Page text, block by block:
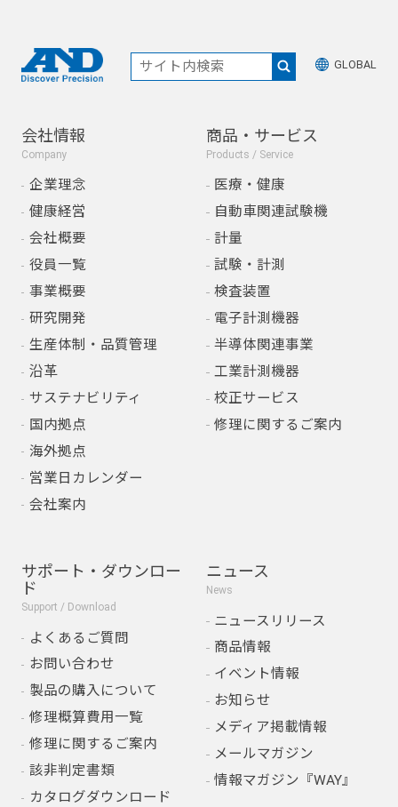
GLOBAL
会社情報
Company
企業理念
健康経営
会社概要
役員一覧
事業概要
研究開発
生産体制・品質管理
沿革
サステナビリティ
国内拠点
海外拠点
営業日カレンダー
会社案内
商品・サービス
Products / Service
医療・健康
自動車関連試験機
計量
試験・計測
検査装置
電子計測機器
半導体関連事業
工業計測機器
校正サービス
修理に関するご案内
サポート・ダウンロー
ド
Support / Download
よくあるご質問
お問い合わせ
製品の購入について
修理概算費用一覧
修理に関するご案内
該非判定書類
カタログダウンロード
ニュース
News
ニュースリリース
商品情報
イベント情報
お知らせ
メディア掲載情報
メールマガジン
情報マガジン『WAY』